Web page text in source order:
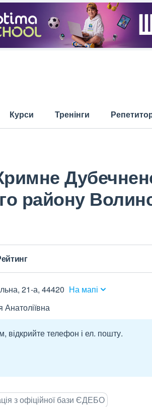
Курси Тренінги
району
21-а, 44420 На мапі
відкрийте телефон і ел. пошту.
з офіційної бази ЄДЕБО